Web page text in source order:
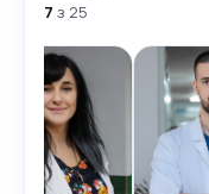
7 з 25